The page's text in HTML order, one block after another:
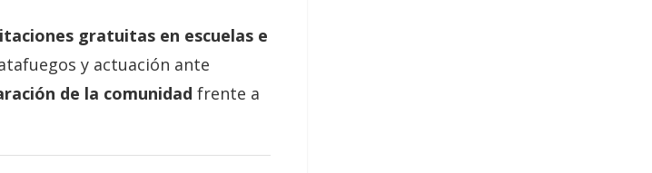
gratuitas en escuelas e
y actuación ante
de la comunidad frente a